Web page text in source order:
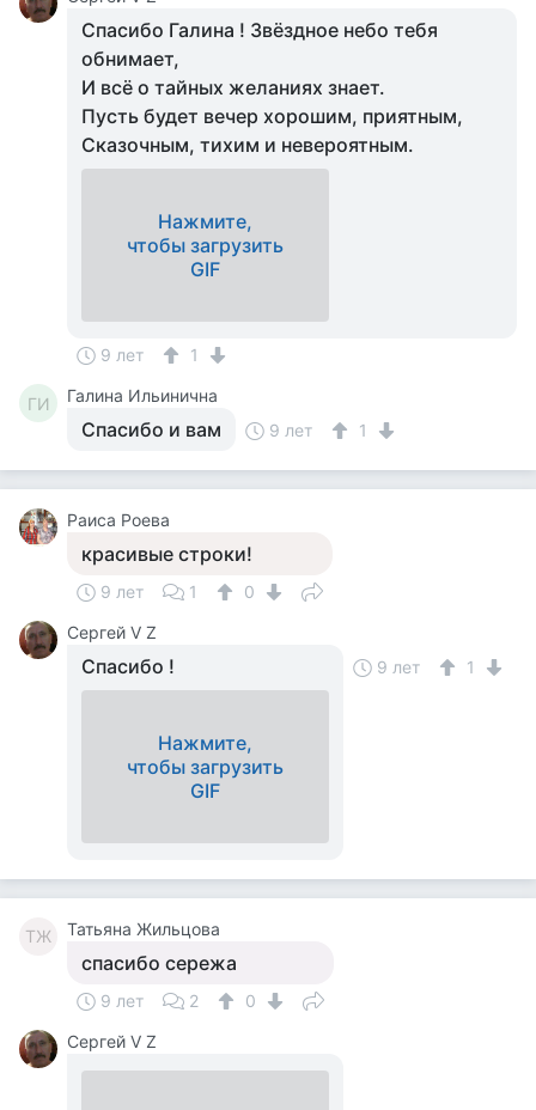
Спасибо Галина ! Звёздное небо тебя
обнимает,
И всё о тайных желаниях знает.
Пусть будет вечер хорошим, приятным,
Сказочным, тихим и невероятным.
Нажмите,
чтобы загрузить
GIF
9 лет 1
ГИ Галина Ильинична
Спасибо и вам 9 лет 1
Раиса Роева
красивые строки!
9 лет 1
0
Сергей V Z
Спасибо !
Нажмите,
чтобы загрузить
GIF
9 лет 1
ТЖ Татьяна Жильцова
спасибо сережа
9 лет 2
0
Сергей V Z